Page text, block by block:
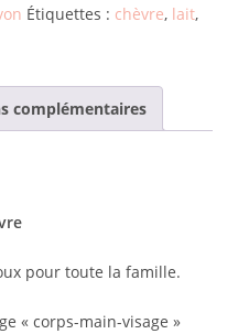
Étiquettes : chèvre, lait,
complémentaires
pour toute la famille.
« corps-main-visage »